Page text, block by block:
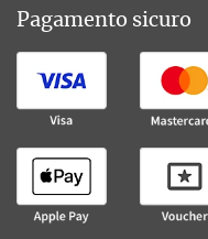
Pagamento sicuro